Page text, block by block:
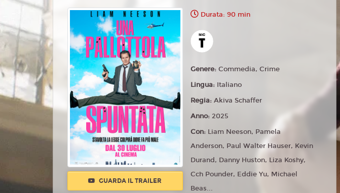
GUARDA IL TRAILER
Durata: 90 min
Genere:Commedia, Crime
Lingua: Italiano
Regia:Akiva Schaffer
Anno:2025
Con: Liam Neeson, Pamela
Anderson, Paul Walter Hauser, Kevin
Durand, Danny Huston, Liza Koshy,
Cch Pounder, Eddie Yu, Michael
Beas...